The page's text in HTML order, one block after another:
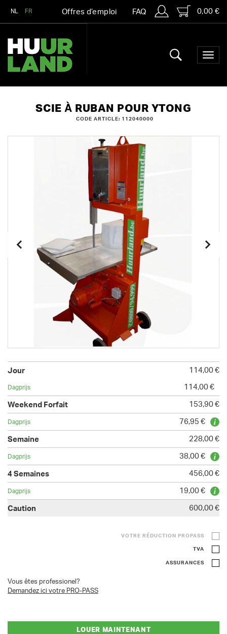
NL FR Offres d’emploi FAQ 0,00 €
SCIE À RUBAN POUR YTONG
CODE ARTICLE: 112040000
114,00 €
114,00 €
153,90 €
76,95 €
228,00 €
38,00 €
456,00 €
19,00 €
600,00 €
VOTRE RÉDUCTION PROPASS
TVA
ASSURANCES
Vous êtes professionel?
Demandez ici votre PRO-PASS
LOUER MAINTENANT